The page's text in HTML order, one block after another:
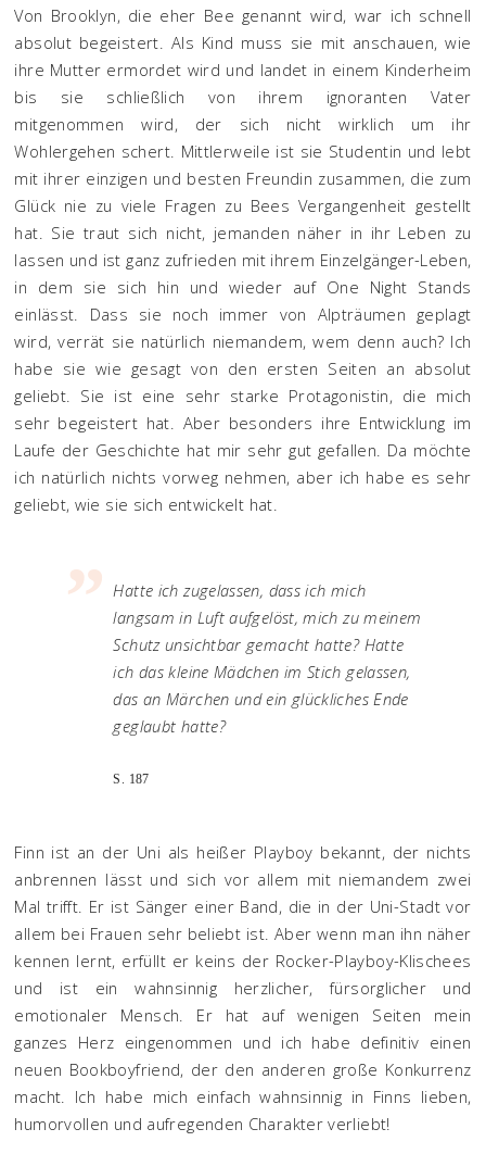
Von Brooklyn, die eher Bee genannt wird, war ich schnell
absolut begeistert. Als Kind muss sie mit anschauen, wie
ihre Mutter ermordet wird und landet in einem Kinderheim
bis sie schließlich von ihrem ignoranten Vater
mitgenommen wird, der sich nicht wirklich um ihr
Wohlergehen schert. Mittlerweile ist sie Studentin und lebt
mit ihrer einzigen und besten Freundin zusammen, die zum
Glück nie zu viele Fragen zu Bees Vergangenheit gestellt
hat. Sie traut sich nicht, jemanden näher in ihr Leben zu
lassen und ist ganz zufrieden mit ihrem Einzelgänger-Leben,
in dem sie sich hin und wieder auf One Night Stands
einlässt. Dass sie noch immer von Alpträumen geplagt
wird, verrät sie natürlich niemandem, wem denn auch? Ich
habe sie wie gesagt von den ersten Seiten an absolut
geliebt. Sie ist eine sehr starke Protagonistin, die mich
sehr begeistert hat. Aber besonders ihre Entwicklung im
Laufe der Geschichte hat mir sehr gut gefallen. Da möchte
ich natürlich nichts vorweg nehmen, aber ich habe es sehr
geliebt, wie sie sich entwickelt hat.
Hatte ich zugelassen, dass ich mich
langsam in Luft aufgelöst, mich zu meinem
Schutz unsichtbar gemacht hatte? Hatte
ich das kleine Mädchen im Stich gelassen,
das an Märchen und ein glückliches Ende
geglaubt hatte?
S. 187
Finn ist an der Uni als heißer Playboy bekannt, der nichts
anbrennen lässt und sich vor allem mit niemandem zwei
Mal trifft. Er ist Sänger einer Band, die in der Uni-Stadt vor
allem bei Frauen sehr beliebt ist. Aber wenn man ihn näher
kennen lernt, erfüllt er keins der Rocker-Playboy-Klischees
und ist ein wahnsinnig herzlicher, fürsorglicher und
emotionaler Mensch. Er hat auf wenigen Seiten mein
ganzes Herz eingenommen und ich habe definitiv einen
neuen Bookboyfriend, der den anderen große Konkurrenz
macht. Ich habe mich einfach wahnsinnig in Finns lieben,
humorvollen und aufregenden Charakter verliebt!